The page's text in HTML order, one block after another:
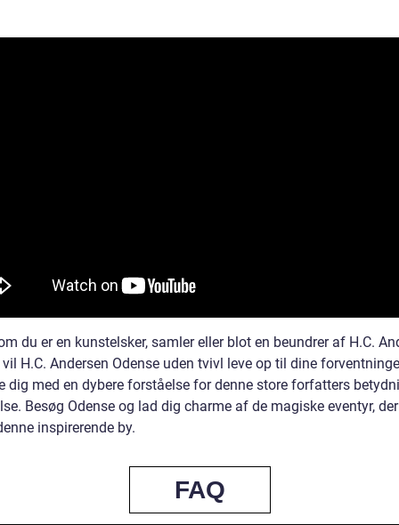
du er en kunstelsker, samler eller blot en beundrer af H.C.
vil H.C. Andersen Odense uden tvivl leve op til dine
dig med en dybere forståelse for denne store forfatters
Besøg Odense og lad dig charme af de magiske eventyr,
inspirerende by.
FAQ